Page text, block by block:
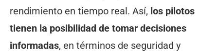
rendimiento en tiempo real. Así, los pilotos
tienen la posibilidad de tomar decisiones
informadas, en términos de seguridad y